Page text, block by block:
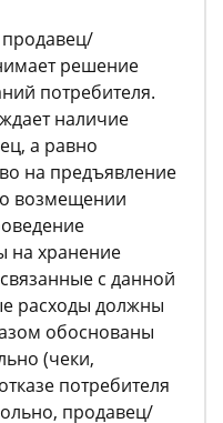
продавец/
решение
потребителя.
наличие
а равно
на предъявление
возмещении
на хранение
с данной
расходы должны
обоснованы
(чеки,
потребителя
продавец/